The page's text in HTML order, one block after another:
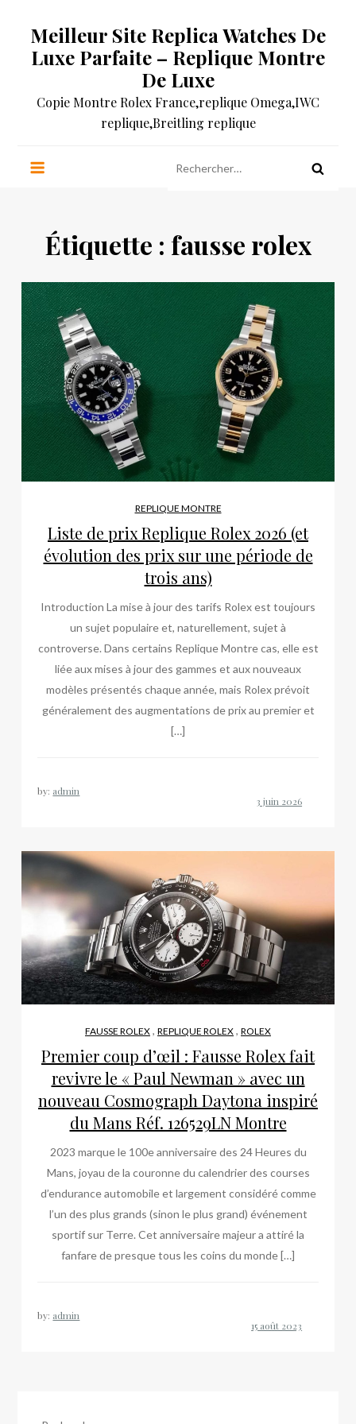
content
Meilleur Site Replica Watches De
Luxe Parfaite – Replique Montre
De Luxe
Copie Montre Rolex France,replique Omega,IWC
replique,Breitling replique
Étiquette : fausse rolex
REPLIQUE MONTRE
Liste de prix Replique Rolex 2026 (et
évolution des prix sur une période de
trois ans)
Introduction La mise à jour des tarifs Rolex est toujours
un sujet populaire et, naturellement, sujet à
controverse. Dans certains Replique Montre cas, elle est
liée aux mises à jour des gammes et aux nouveaux
modèles présentés chaque année, mais Rolex prévoit
généralement des augmentations de prix au premier et
[…]
by: admin
FAUSSE ROLEX , REPLIQUE ROLEX , ROLEX
Premier coup d’œil : Fausse Rolex fait
revivre le « Paul Newman » avec un
nouveau Cosmograph Daytona inspiré
du Mans Réf. 126529LN Montre
2023 marque le 100e anniversaire des 24 Heures du
Mans, joyau de la couronne du calendrier des courses
d’endurance automobile et largement considéré comme
l’un des plus grands (sinon le plus grand) événement
sportif sur Terre. Cet anniversaire majeur a attiré la
fanfare de presque tous les coins du monde […]
by: admin